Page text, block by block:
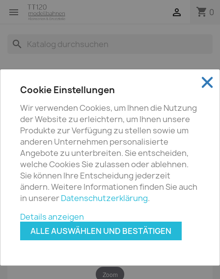
 shopping_cart 0

search
Zoom
Cookie Einstellungen
Wir verwenden Cookies, um Ihnen die Nutzung
der Website zu erleichtern, um Ihnen unsere
Produkte zur Verfügung zu stellen sowie um
anderen Unternehmen personalisierte
Angebote zu unterbreiten. Sie entscheiden,
welche Cookies Sie zulassen oder ablehnen.
Sie können Ihre Entscheidung jederzeit
ändern. Weitere Informationen finden Sie auch
in unsererDatenschutzerklärung.
Details anzeigen
ALLE AUSWÄHLEN UND BESTÄTIGEN